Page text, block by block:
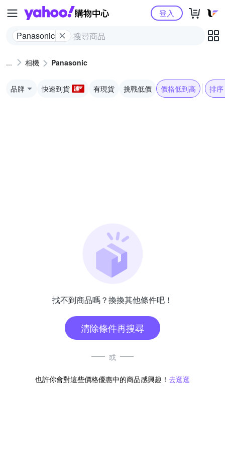
Yahoo購物中心
Panasonic
登入
相機 Panasonic
品牌 快速到貨 有現貨 挑戰低價 價格低到高 排序
找不到商品嗎？換換其他條件吧！
清除條件再搜尋
或
也許你會對這些價格優惠中的商品感興趣！ 去逛逛